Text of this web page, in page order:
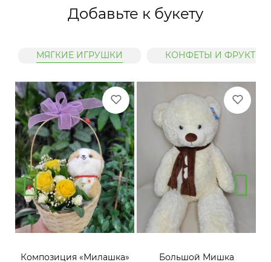
Добавьте к букету
МЯГКИЕ ИГРУШКИ КОНФЕТЫ И ФРУКТЫ
Композиция «Милашка» Большой Мишка